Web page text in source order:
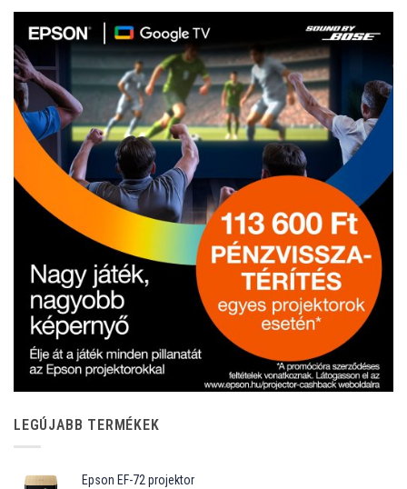
LEGÚJABB TERMÉKEK
Epson EF-72 projektor